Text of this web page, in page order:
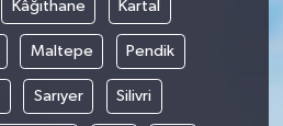
Kâğıthane Kartal
Maltepe Pendik
Sarıyer Silivri